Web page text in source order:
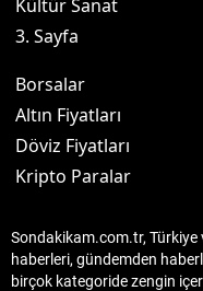
Kültür Sanat
3. Sayfa
Borsalar
Altın Fiyatları
Döviz Fiyatları
Kripto Paralar
Sondakikam.com.tr,
haberleri, gündemden
birçok kategoride zengin